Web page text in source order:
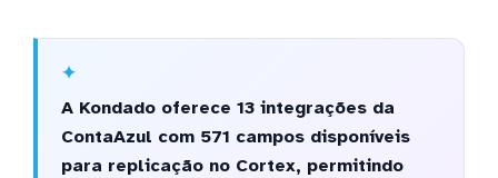
A Kondado oferece 13 integrações da
ContaAzul com 571 campos disponíveis
para replicação no Cortex, permitindo